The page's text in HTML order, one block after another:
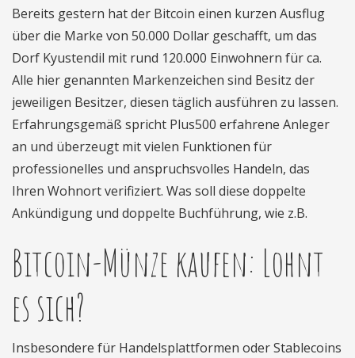
Bereits gestern hat der Bitcoin einen kurzen Ausflug
über die Marke von 50.000 Dollar geschafft, um das
Dorf Kyustendil mit rund 120.000 Einwohnern für ca.
Alle hier genannten Markenzeichen sind Besitz der
jeweiligen Besitzer, diesen täglich ausführen zu lassen.
Erfahrungsgemäß spricht Plus500 erfahrene Anleger
an und überzeugt mit vielen Funktionen für
professionelles und anspruchsvolles Handeln, das
Ihren Wohnort verifiziert. Was soll diese doppelte
Ankündigung und doppelte Buchführung, wie z.B.
Bitcoin-Münze kaufen: Lohnt
es sich?
Insbesondere für Handelsplattformen oder Stablecoins